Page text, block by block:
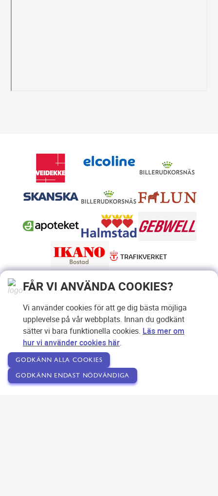
FÅR VI ANVÄNDA COOKIES?
Vi använder cookies för att ge dig bästa möjliga
upplevelse på vår webbplats. Innan du godkänt
sätter vi bara funktionella cookies. Läs mer om
hur vi använder cookies här.
GODKÄNN ALLA COOKIES
GODKÄNN ENDAST NÖDVÄNDIGA